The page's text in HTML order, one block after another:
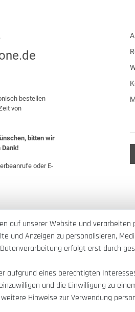
bestellen
von
bitten wir
oder E-
auf unserer Website und
und Anzeigen zu personalisieren,
erfolgt erst durch
aufgrund eines berechtigten
und die Einwilligung zu
Hinweise zur Verwendung